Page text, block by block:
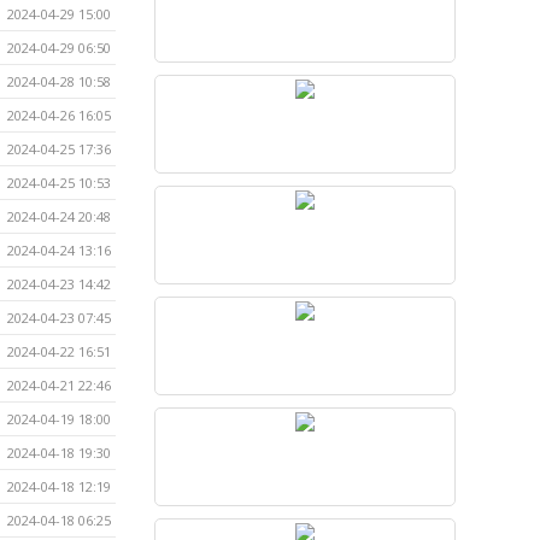
2024-04-29 15:00
2024-04-29 06:50
2024-04-28 10:58
2024-04-26 16:05
2024-04-25 17:36
2024-04-25 10:53
2024-04-24 20:48
2024-04-24 13:16
2024-04-23 14:42
2024-04-23 07:45
2024-04-22 16:51
2024-04-21 22:46
2024-04-19 18:00
2024-04-18 19:30
2024-04-18 12:19
2024-04-18 06:25